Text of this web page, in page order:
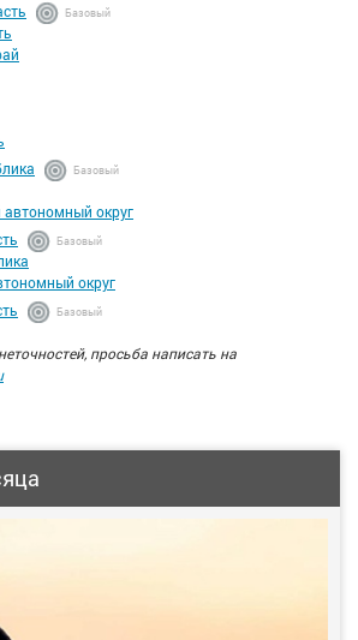
Базовый
Базовый
округ
Базовый
округ
Базовый
просьба написать на